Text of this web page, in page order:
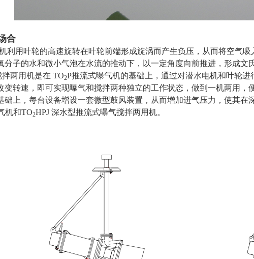
合
利用叶轮的高速旋转在叶轮前端形成旋涡而产生负压，从而将空气
分子的水和微小气泡在水流的推动下，以一定角度向前推进，形成文
两用机是在 TO2P推流式曝气机的基础上，通过对潜水电机和叶轮
变转速，即可实现曝气和搅拌两种独立的工作状态，做到一机两用，
础上，每台设备增设一套微型鼓风装置，从而增加进气压力，使其
机和TO2HPJ 深水型推流式曝气搅拌两用机。